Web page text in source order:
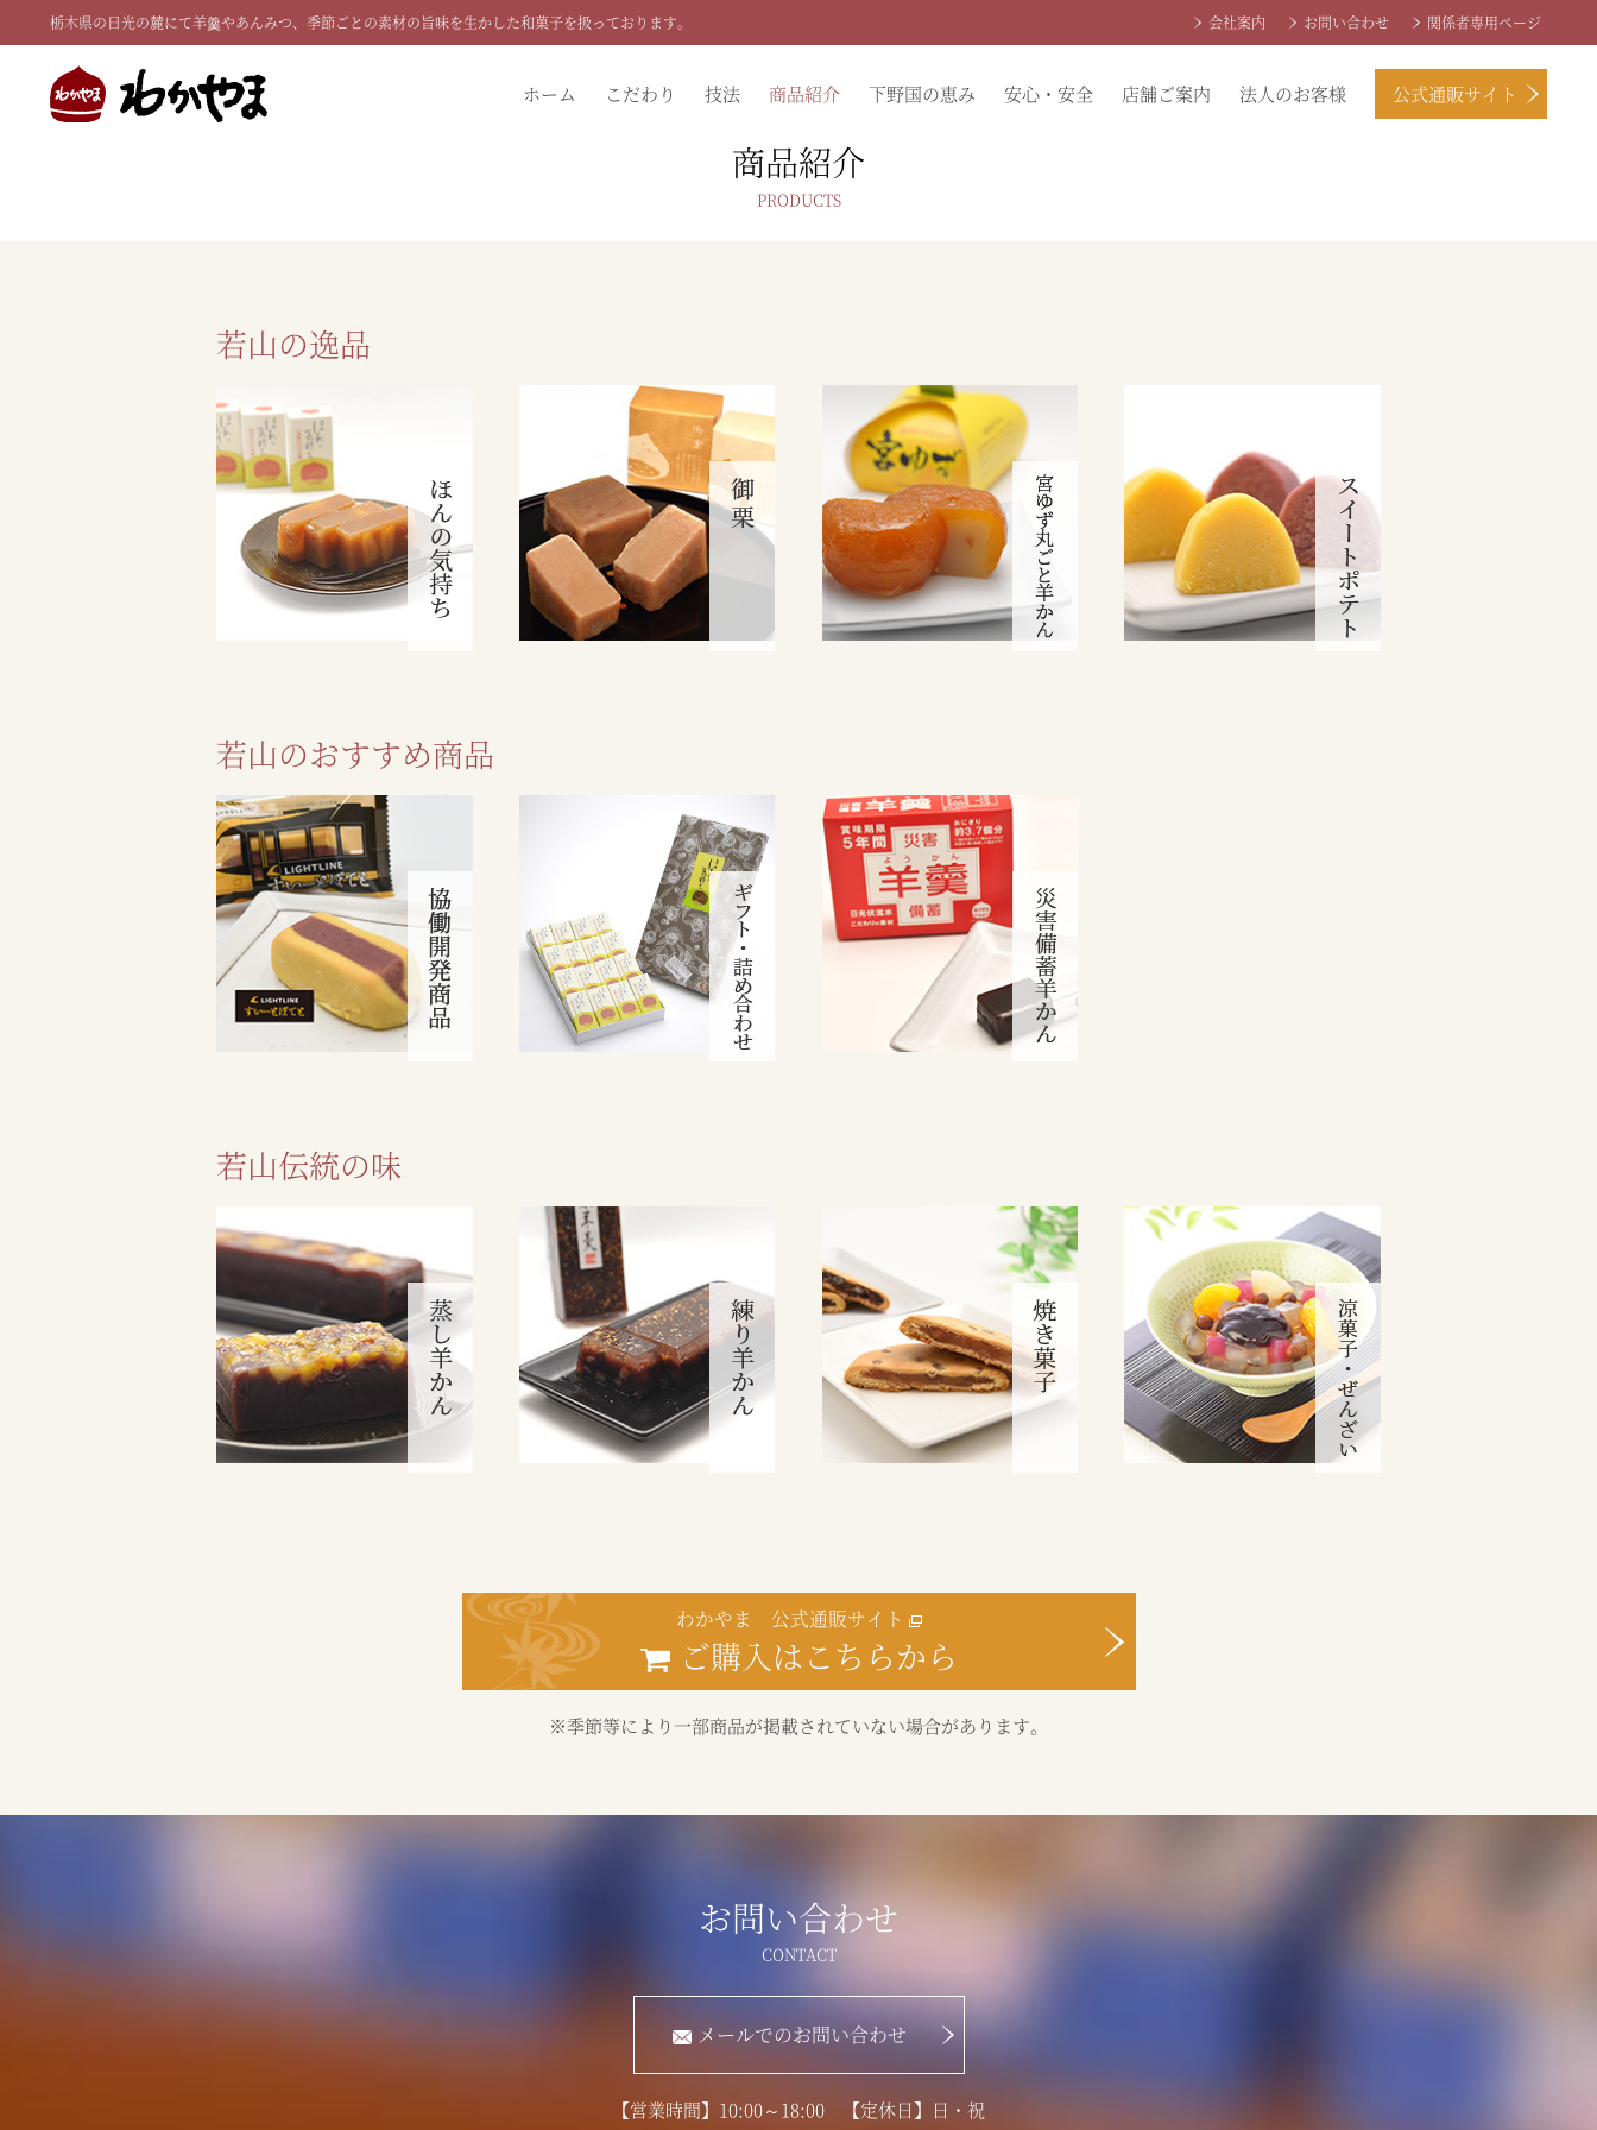
栃木県の日光の麓にて羊羹やあんみつ、季節ごとの素材の旨味を生かした和菓子を扱っております。 会社案内 お問い合わせ 関係者専用ページ
ホーム こだわり 技法 商品紹介 下野国の恵み 安心・安全 店舗ご案内 法人のお客様 公式通販サイト
商品紹介
若山の逸品
若山のおすすめ商品
若山伝統の味
わかやま 公式通販サイト
ご購入はこちらから
※季節等により一部商品が掲載されていない場合があります。
お問い合わせ
メールでのお問い合わせ
【営業時間】10:00～18:00 【定休日】日・祝